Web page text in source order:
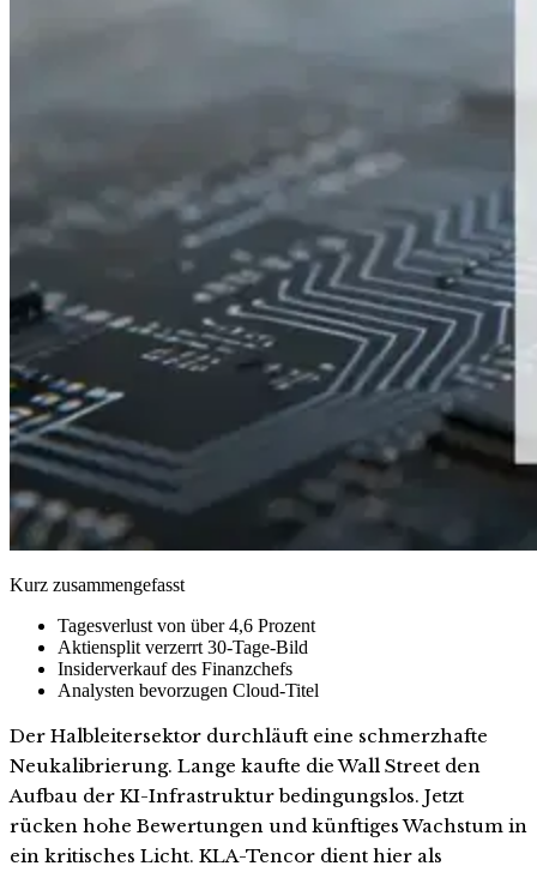
Kurz zusammengefasst
Tagesverlust von über 4,6 Prozent
Aktiensplit verzerrt 30-Tage-Bild
Insiderverkauf des Finanzchefs
Analysten bevorzugen Cloud-Titel
Der Halbleitersektor durchläuft eine schmerzhafte
Neukalibrierung. Lange kaufte die Wall Street den
Aufbau der KI-Infrastruktur bedingungslos. Jetzt
rücken hohe Bewertungen und künftiges Wachstum in
ein kritisches Licht. KLA-Tencor dient hier als